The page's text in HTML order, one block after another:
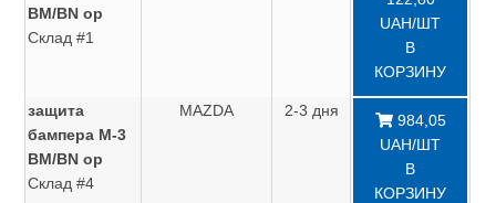
BM/BN ор
Склад #1
UAH/ШТ
В
КОРЗИНУ
защита
бампера M-3
BM/BN ор
Склад #4
MAZDA 2-3 дня
984,05
UAH/ШТ
В
КОРЗИНУ